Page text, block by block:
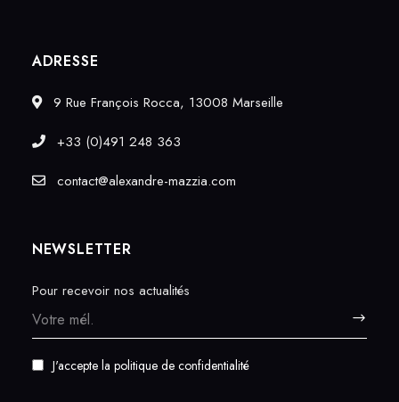
ADRESSE
9 Rue François Rocca, 13008 Marseille
+33 (0)491 248 363
contact@alexandre-mazzia.com
NEWSLETTER
Pour recevoir nos actualités
J'accepte la politique de confidentialité